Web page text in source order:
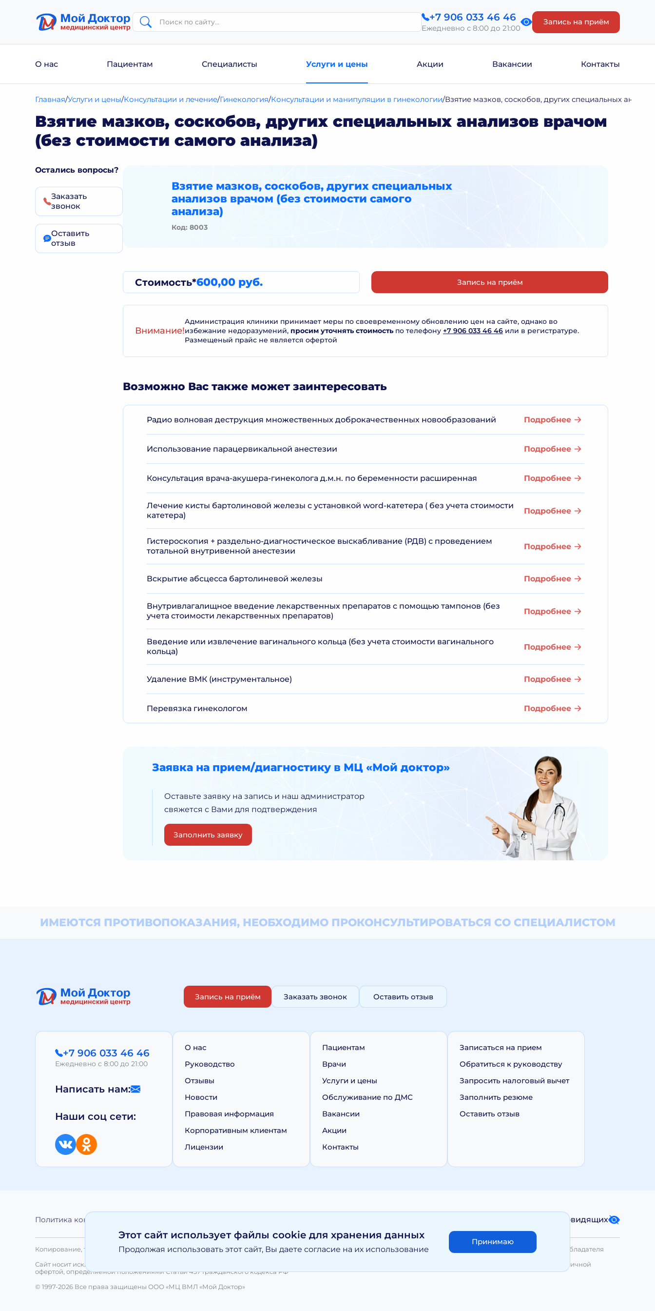
+7 906 033 46 46
Ежедневно с 8:00 до 21:00
Запись на приём
О нас Пациентам Специалисты Услуги и цены Акции Вакансии Контакты
Главная Услуги и цены Консультации и лечение Гинекология Консультации и манипуляции в гинекологии Взятие мазков, соскобов, других специальных
Взятие мазков, соскобов, других специальных анализов врачом
(без стоимости самого анализа)
Остались вопросы?
Заказать
звонок
Оставить
отзыв
Взятие мазков, соскобов, других специальных
анализов врачом (без стоимости самого
анализа)
Код: 8003
Стоимость*600,00 руб. Запись на приём
Внимание!
Администрация клиники принимает меры по своевременному обновлению цен на сайте, однако во
избежание недоразумений, просим уточнять стоимостьпо телефону +7 906 033 46 46 или в регистратуре.
Размещеный прайс не является офертой
Возможно Вас также может заинтересовать
Радио волновая деструкция множественных доброкачественных новообразований Подробнее
Использование парацервикальной анестезии Подробнее
Консультация врача-акушера-гинеколога д.м.н. по беременности расширенная Подробнее
Лечение кисты бартолиновой железы с установкой word-катетера ( без учета стоимости
катетера)
Подробнее
Гистероскопия + раздельно-диагностическое выскабливание (РДВ) с проведением
тотальной внутривенной анестезии
Подробнее
Вскрытие абсцесса бартолиневой железы Подробнее
Внутривлагалищное введение лекарственных препаратов с помощью тампонов (без
учета стоимости лекарственных препаратов)
Подробнее
Введение или извлечение вагинального кольца (без учета стоимости вагинального
кольца)
Подробнее
Удаление ВМК (инструментальное) Подробнее
Перевязка гинекологом Подробнее
Заявка на прием/диагностику в МЦ «Мой доктор»
Оставьте заявку на запись и наш администратор
свяжется с Вами для подтверждения
Заполнить заявку
ИМЕЮТСЯ ПРОТИВОПОКАЗАНИЯ, НЕОБХОДИМОПРОКОНСУЛЬТИРОВАТЬСЯ СО СПЕЦИАЛИСТОМ
Запись на приём Заказать звонок Оставить отзыв
+7 906 033 46 46
Ежедневно с 8:00 до 21:00
Написать нам:
Наши соц сети:
О нас
Руководство
Отзывы
Новости
Правовая информация
Корпоративным клиентам
Лицензии
Пациентам
Врачи
Услуги и цены
Обслуживание по ДМС
Вакансии
Акции
Контакты
Записаться на прием
Обратиться к руководству
Запросить налоговый вычет
Заполнить резюме
Оставить отзыв
Версия для слабовидящих
Политика конфиденциальности
Копирование, тиражирование, а равно иное использование материалов, размещенных на moy-doktor.org возможно только с письменного разрешения Правообладателя
Сайт носит исключительно информационный характер и ни при каких условиях информационные материалы и цены, размещенные на сайте, не являются публичной
офертой, определяемой положениями Статьи 437 Гражданского кодекса РФ
© 1997-2026 Все права защищены ООО «МЦ ВМЛ «Мой Доктор»
Этот сайт использует файлы cookie для хранения данных
Продолжая использовать этот сайт, Вы даете согласие на их использование
Принимаю